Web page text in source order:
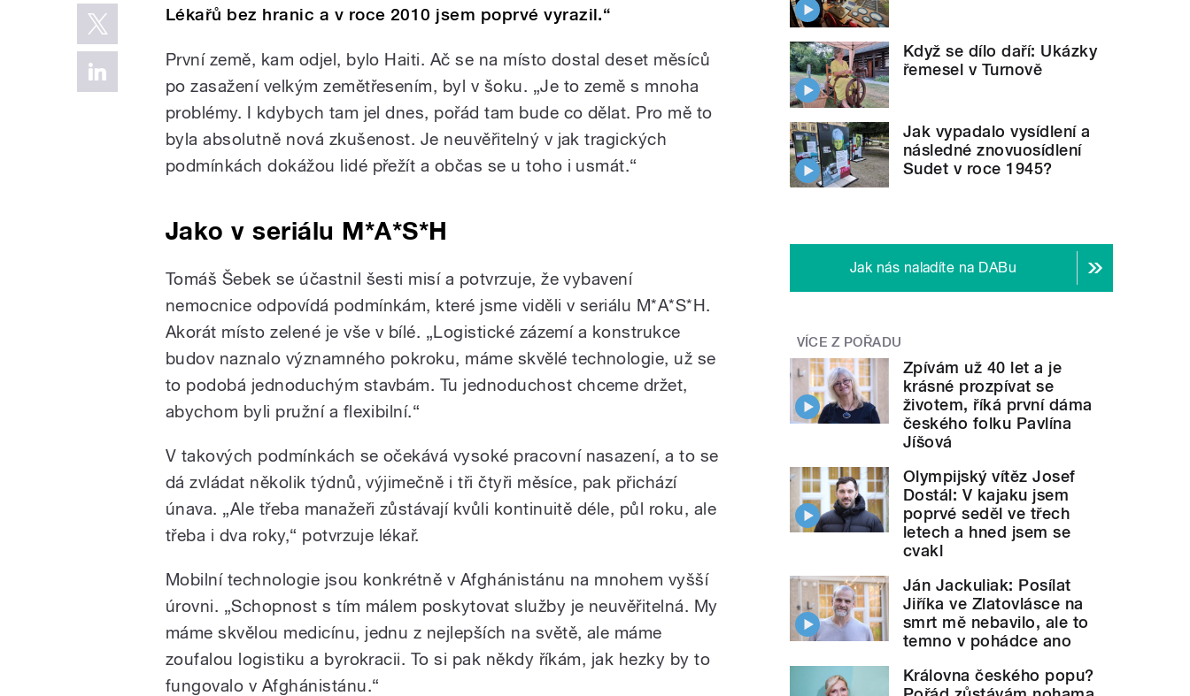
Lékařů bez hranic a v roce 2010 jsem poprvé vyrazil.“
První země, kam odjel, bylo Haiti. Ač se na místo dostal deset měsíců
po zasažení velkým zemětřesením, byl v šoku. „Je to země s mnoha
problémy. I kdybych tam jel dnes, pořád tam bude co dělat. Pro mě to
byla absolutně nová zkušenost. Je neuvěřitelný v jak tragických
podmínkách dokážou lidé přežít a občas se u toho i usmát.“
Jako v seriálu M*A*S*H
Tomáš Šebek se účastnil šesti misí a potvrzuje, že vybavení
nemocnice odpovídá podmínkám, které jsme viděli v seriálu M*A*S*H.
Akorát místo zelené je vše v bílé. „Logistické zázemí a konstrukce
budov naznalo významného pokroku, máme skvělé technologie, už se
to podobá jednoduchým stavbám. Tu jednoduchost chceme držet,
abychom byli pružní a flexibilní.“
V takových podmínkách se očekává vysoké pracovní nasazení, a to se
dá zvládat několik týdnů, výjimečně i tři čtyři měsíce, pak přichází
únava. „Ale třeba manažeři zůstávají kvůli kontinuitě déle, půl roku, ale
třeba i dva roky,“ potvrzuje lékař.
Mobilní technologie jsou konkrétně v Afghánistánu na mnohem vyšší
úrovni. „Schopnost s tím málem poskytovat služby je neuvěřitelná. My
máme skvělou medicínu, jednu z nejlepších na světě, ale máme
zoufalou logistiku a byrokracii. To si pak někdy říkám, jak hezky by to
fungovalo v Afghánistánu.“
Když se dílo daří: Ukázky
řemesel v Turnově
Jak vypadalo vysídlení a
následné znovuosídlení
Sudet v roce 1945?
Jak nás naladíte na DABu
VÍCE Z POŘADU
Zpívám už 40 let a je
krásné prozpívat se
životem, říká první dáma
českého folku Pavlína
Jíšová
Olympijský vítěz Josef
Dostál: V kajaku jsem
poprvé seděl ve třech
letech a hned jsem se
cvakl
Ján Jackuliak: Posílat
Jiříka ve Zlatovlásce na
smrt mě nebavilo, ale to
temno v pohádce ano
Královna českého popu?